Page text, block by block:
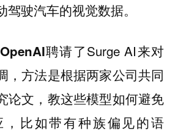
驾驶汽车的视觉数据。
OpenAI聘请了Surge AI来对
，方法是根据两家公司共同
论文，教这些模型如何避免
比如带有种族偏见的语